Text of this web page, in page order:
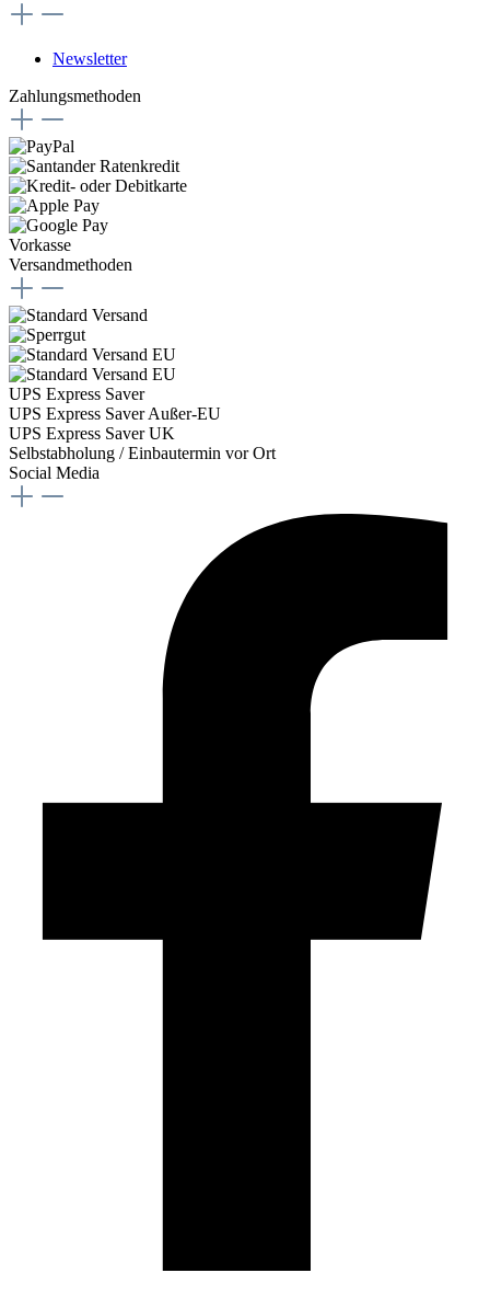
Newsletter
Zahlungsmethoden
Vorkasse
Versandmethoden
UPS Express Saver
UPS Express Saver Außer-EU
UPS Express Saver UK
Selbstabholung / Einbautermin vor Ort
Social Media